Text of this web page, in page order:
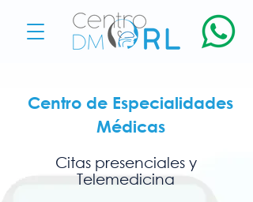
Centro de Especialidades
Médicas
Citas presenciales y
Telemedicina